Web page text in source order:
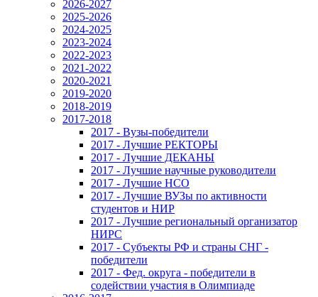
2026-2027
2025-2026
2024-2025
2023-2024
2022-2023
2021-2022
2020-2021
2019-2020
2018-2019
2017-2018
2017 - Вузы-победители
2017 - Лучшие РЕКТОРЫ
2017 - Лучшие ДЕКАНЫ
2017 - Лучшие научные руководители
2017 - Лучшие НСО
2017 - Лучшие ВУЗы по активности
студентов и НИР
2017 - Лучшие региональный организатор
НИРС
2017 - Субъекты РФ и страны СНГ -
победители
2017 - Фед. округа - победители в
содействии участия в Олимпиаде